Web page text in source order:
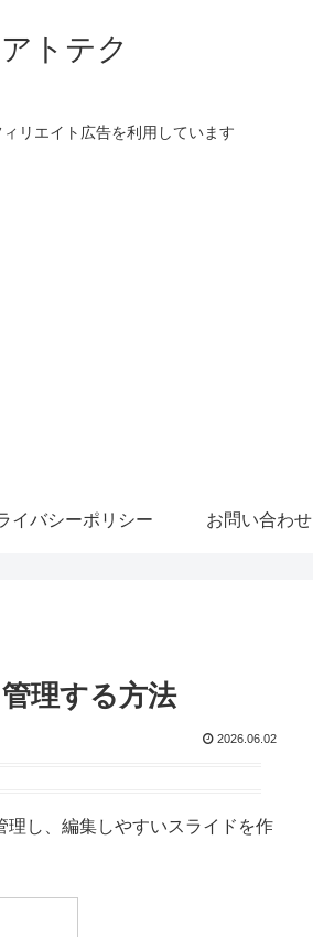
アトテク
リエイト広告を利用しています
イバシーポリシー お問い合わせ
理する方法
2026.06.02
し、編集しやすいスライドを作